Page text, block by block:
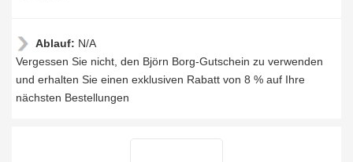
Ablauf: N/A
Vergessen Sie nicht, den Björn Borg-Gutschein zu verwenden
und erhalten Sie einen exklusiven Rabatt von 8 % auf Ihre
nächsten Bestellungen